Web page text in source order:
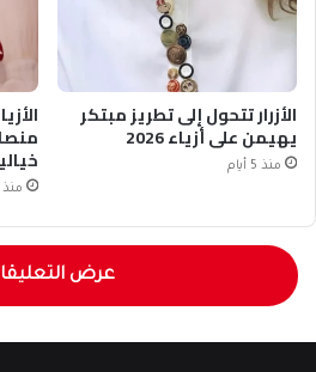
الأزرار تتحول إلى تطريز مبتكر
يهيمن على أزياء 2026
منذ 5 أيام
منذ 6 أيام
عرض